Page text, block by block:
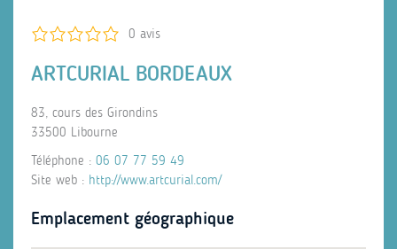
0 avis
ARTCURIAL BORDEAUX
83, cours des Girondins
33500 Libourne
Téléphone : 06 07 77 59 49
Site web : http://www.artcurial.com/
Emplacement géographique